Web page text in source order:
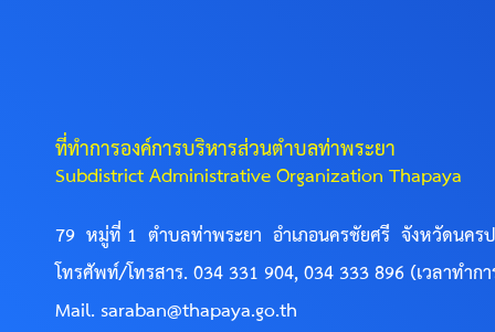
ที่ทำการองค์การบริหารส่วนตำบลท่าพระยา
Subdistrict Administrative Organization Thapaya
79 หมู่ที่ 1 ตำบลท่าพระยา อำเภอนครชัยศรี จังหวัดนคร
โทรศัพท์/โทรสาร. 034 331 904, 034 333 896 (เวลาทำก
Mail. saraban@thapaya.go.th